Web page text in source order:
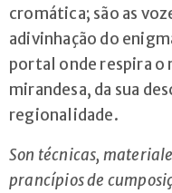
cromática; são as
adivinhação do
portal onde respira
mirandesa, da sua
regionalidade.
Son técnicas,
prancípios de